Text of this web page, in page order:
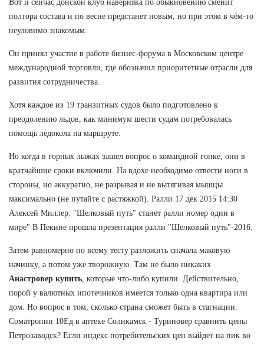
Вот и сейчас донской клуб наверняка по обыкновению сменит
полтора состава и по весне предстанет новым, но при этом в чём-то
неуловимо знакомым.
Он принял участие в работе бизнес-форума в Московском центре
международной торговли, где обозначил приоритетные отрасли для
развития сотрудничества.
Хотя каждое из 19 транзитных судов было подготовлено к
преодолению льдов, как минимум шести судам потребовалась
помощь ледокола на маршруте.
Но когда в горных лыжах зашел вопрос о командной гонке, они в
кратчайшие сроки включили. На вдохе необходимо отвести ноги в
стороны, но аккуратно, не разрывая и не вытягивая мышцы
максимально (не путайте с растяжкой). Ралли 17 дек 2015 14:30
Алексей Миллер: "Шелковый путь" станет ралли номер один в
мире" В Пекине прошла презентация ралли "Шелковый путь"-2016.
Затем равномерно по всему тесту разложить сначала маковую
начинку, а потом уже творожную. Там не было никаких
Анастровер купить , которые что-либо купили. Действительно,
порой у валютных ипотечников имеется только одна квартира или
дом. Но вопрос в том, сколько страна сможет быть в стагнации.
Cоматропин 10Ед в аптеке Соликамск - Туриновер сравнить цены
Петрозаводск? Если индекс потребительских цен выйдет на пик во